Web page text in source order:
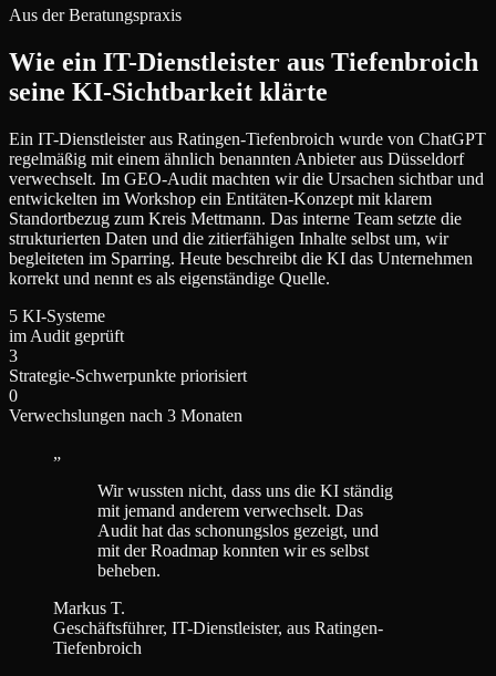
Aus der Beratungspraxis
Wie ein IT-Dienstleister aus Tiefenbroich
seine KI-Sichtbarkeit klärte
Ein IT-Dienstleister aus Ratingen-Tiefenbroich wurde von ChatGPT
regelmäßig mit einem ähnlich benannten Anbieter aus Düsseldorf
verwechselt. Im GEO-Audit machten wir die Ursachen sichtbar und
entwickelten im Workshop ein Entitäten-Konzept mit klarem
Standortbezug zum Kreis Mettmann. Das interne Team setzte die
strukturierten Daten und die zitierfähigen Inhalte selbst um, wir
begleiteten im Sparring. Heute beschreibt die KI das Unternehmen
korrekt und nennt es als eigenständige Quelle.
5 KI-Systeme
im Audit geprüft
3
Strategie-Schwerpunkte priorisiert
0
Verwechslungen nach 3 Monaten
„
Wir wussten nicht, dass uns die KI ständig
mit jemand anderem verwechselt. Das
Audit hat das schonungslos gezeigt, und
mit der Roadmap konnten wir es selbst
beheben.
Markus T.
Geschäftsführer, IT-Dienstleister, aus Ratingen-
Tiefenbroich